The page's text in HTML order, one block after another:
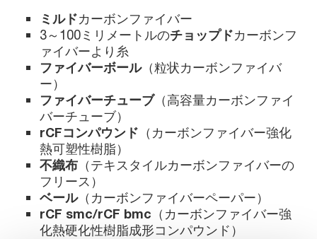
ミルドカーボンファイバー
3～100ミリメートルのチョップドカーボンフ
ァイバーより糸
ファイバーボール（粒状カーボンファイバ
ー）
ファイバーチューブ（高容量カーボンファイ
バーチューブ）
rCFコンパウンド （カーボンファイバー強化
熱可塑性樹脂）
不織布 （テキスタイルカーボンファイバーの
フリース）
ベール（カーボンファイバーペーパー）
rCF smc/rCF bmc （カーボンファイバー強
化熱硬化性樹脂成形コンパウンド）